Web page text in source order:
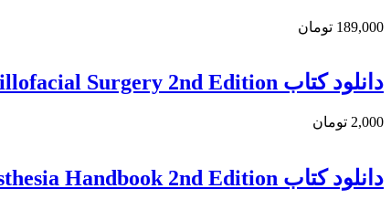
189,000 تومان
دانلود کتاب Oxford Textbook of Anaesthesia for Oral and Maxillofacial Surgery 2nd Edition
2,000 تومان
دانلود کتاب The Pediatric Cardiac Anesthesia Handbook 2nd Edition